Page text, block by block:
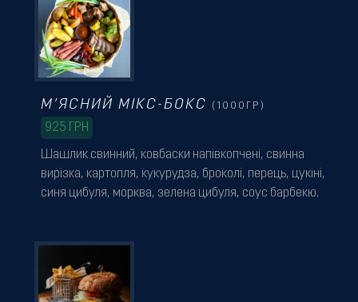
Шашлик свинний, ковбаски напівкопчені, свинна
вирізка, картопля, кукурудза, броколі, перець, цукіні,
синя цибуля, морква, зелена цибуля, соус барбекю.
М’ЯСНИЙ МІКС-БОКС (1000ГР)
925 ГРН